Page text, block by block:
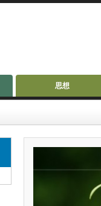
思想